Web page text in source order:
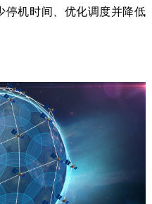
停机时间、优化调度并降低